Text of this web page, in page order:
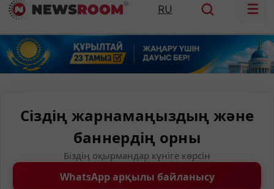
RU ☰
Сіздің жарнамаңыздың және
баннердің орны
Біздің оқырмандар күніге көрсін
WhatsApp арқылы байланысу